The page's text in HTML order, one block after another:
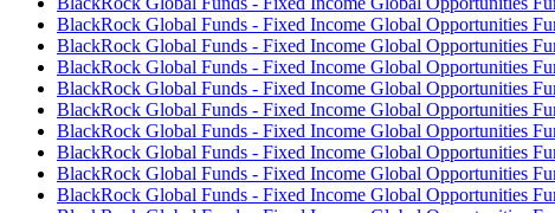
BlackRock Global Funds - Fixed Income Global Opportunities
BlackRock Global Funds - Fixed Income Global Opportunities
BlackRock Global Funds - Fixed Income Global Opportunities
BlackRock Global Funds - Fixed Income Global Opportunities
BlackRock Global Funds - Fixed Income Global Opportunities
BlackRock Global Funds - Fixed Income Global Opportunities
BlackRock Global Funds - Fixed Income Global Opportunities
BlackRock Global Funds - Fixed Income Global Opportunities
BlackRock Global Funds - Fixed Income Global Opportunities